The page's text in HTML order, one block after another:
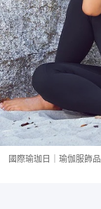
國際瑜珈日｜瑜伽服飾